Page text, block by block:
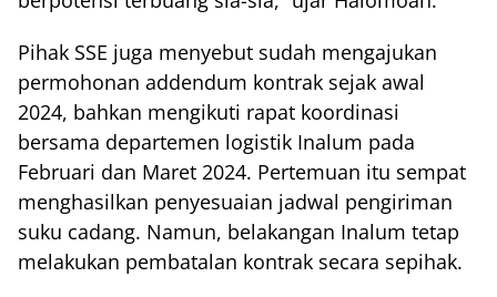
Pihak SSE juga menyebut sudah mengajukan
permohonan addendum kontrak sejak awal
2024, bahkan mengikuti rapat koordinasi
bersama departemen logistik Inalum pada
Februari dan Maret 2024. Pertemuan itu sempat
menghasilkan penyesuaian jadwal pengiriman
suku cadang. Namun, belakangan Inalum tetap
melakukan pembatalan kontrak secara sepihak.